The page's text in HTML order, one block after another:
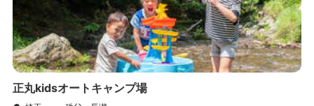
正丸kidsオートキャンプ場